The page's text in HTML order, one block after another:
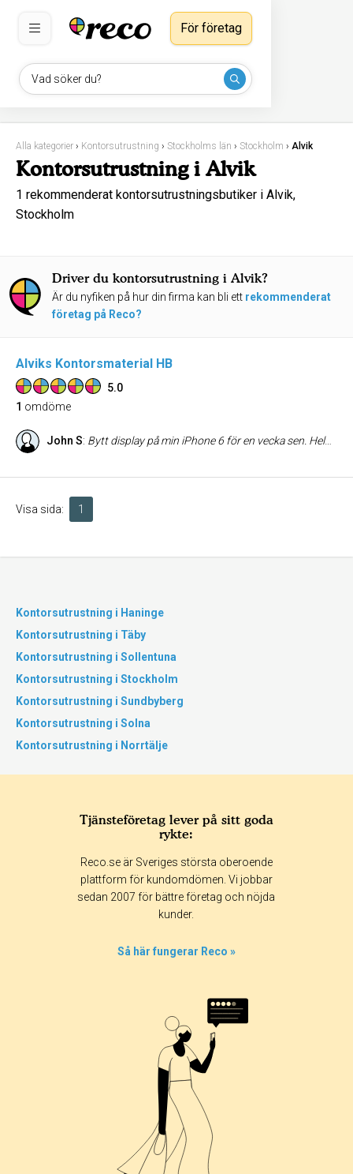
Vad söker du?
För företag
Alla kategorier › Kontorsutrustning › Stockholms län › Stockholm › Alvik
Kontorsutrustning i Alvik
1 rekommenderat kontorsutrustningsbutiker i Alvik,
Stockholm
Driver du kontorsutrustning i Alvik?
Är du nyfiken på hur din firma kan bli ett rekommenderat
företag på Reco?
Alviks Kontorsmaterial HB
5.0
1 omdöme
John S: Bytt display på min iPhone 6 för en vecka sen. Helnöjd och väldigt billigt (990kr)
Visa sida: 1
Kontorsutrustning i Haninge
Kontorsutrustning i Täby
Kontorsutrustning i Sollentuna
Kontorsutrustning i Stockholm
Kontorsutrustning i Sundbyberg
Kontorsutrustning i Solna
Kontorsutrustning i Norrtälje
Tjänsteföretag lever på sitt goda
rykte:
Reco.se är Sveriges största oberoende
plattform för kundomdömen. Vi jobbar
sedan 2007 för bättre företag och nöjda
kunder.
Så här fungerar Reco »